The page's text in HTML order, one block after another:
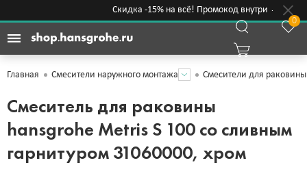
Скидка -15% на всё! Промокод внутри →
0
Главная Смесители наружного монтажа Смесители для раковины
Смеситель для раковины
hansgrohe Metris S 100 со сливным
гарнитуром 31060000, хром